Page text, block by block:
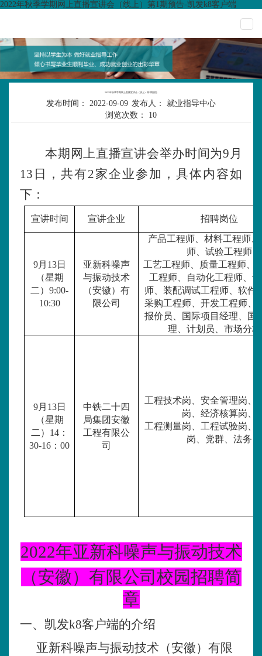
2022年秋季学期网上直播宣讲会（线上）第1期预告-凯发k8客户端
2022年秋季学期网上直播宣讲会（线上）第1期预告
发布时间： 2022-09-09 发布人：
就业指导中心
浏览次数：
10
本期网上直播宣讲会举办时间为9月
13 日，共有2家企业参加，具体内容如
下：
宣讲时间 宣讲企业 招聘岗位
9月13日
（星期
二）9:00-
10:30
亚新科噪声
与振动技术
（安徽）有
限公司
产品工程师、材料工程师、
师、试验工程师
工艺工程师、质量工程师、
工程师、自动化工程师、
师、装配调试工程师、软件
采购工程师、开发工程师、
报价员、国际项目经理、国
理、计划员、市场分
9月13日
（星期
二） 14：
30-16 ：00
中铁二十四
局集团安徽
工程有限公
司
工程技术岗、安全管理岗、
岗、经济核算岗、
工程测量岗、工程试验岗、
岗、党群、法务
2022年亚新科噪声与振动技术
（安徽）有限公司校园招聘简
章
一、凯发k8客户端的介绍
亚新科噪声与振动技术（安徽）有限